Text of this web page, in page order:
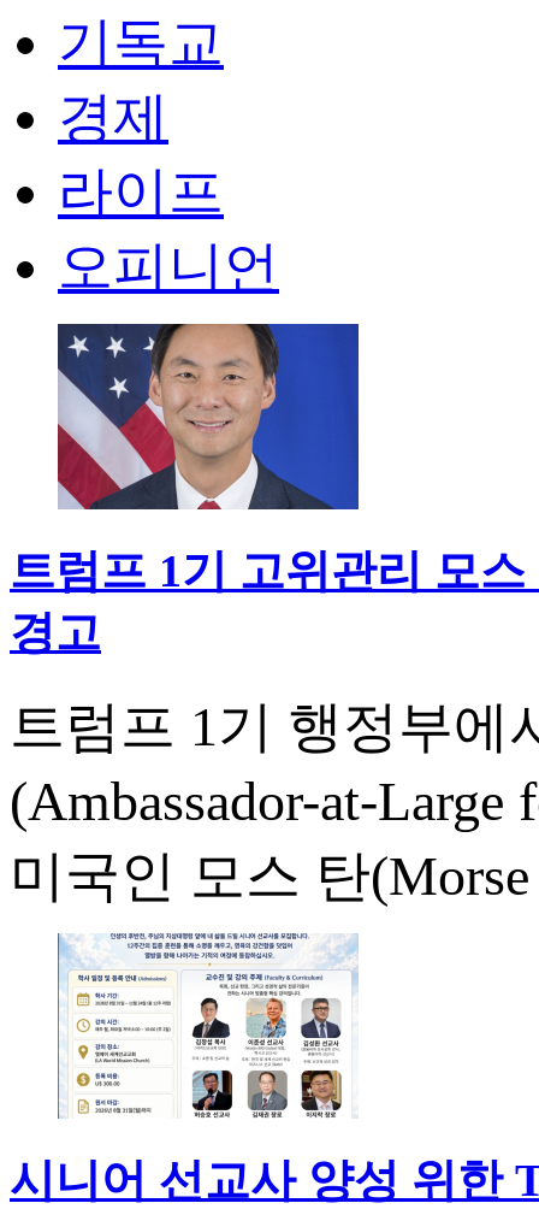
기독교
경제
라이프
오피니언
트럼프 1기 고위관리 모
경고
트럼프 1기 행정부에
(Ambassador-at-
미국인 모스 탄
시니어 선교사 양성 위한